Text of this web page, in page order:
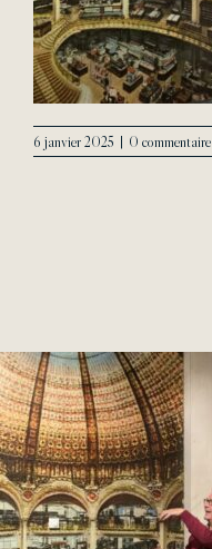
6 janvier 2025 | 0 commentaire